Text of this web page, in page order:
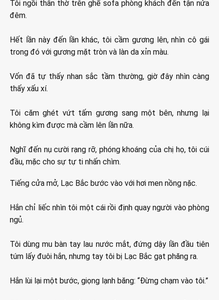
Tôi ngồi thẫn thờ trên ghế sofa phòng khách đến tận nửa
đêm.
Hết lần này đến lần khác, tôi cầm gương lên, nhìn cô gái
trong đó với gương mặt tròn và làn da xỉn màu.
Vốn đã tự thấy nhan sắc tầm thường, giờ đây nhìn càng
thấy xấu xí.
Tôi căm ghét vứt tấm gương sang một bên, nhưng lại
không kìm được mà cầm lên lần nữa.
Nghĩ đến nụ cười rạng rỡ, phóng khoáng của chị họ, tôi cúi
đầu, mặc cho sự tự ti nhấn chìm.
Tiếng cửa mở, Lạc Bắc bước vào với hơi men nồng nặc.
Hắn chỉ liếc nhìn tôi một cái rồi định quay người vào phòng
ngủ.
Tôi dùng mu bàn tay lau nước mắt, đứng dậy lần đầu tiên
túm lấy đuôi hắn, nhưng tay tôi bị Lạc Bắc gạt phăng ra.
Hắn lùi lại một bước, giọng lạnh băng: “Đừng chạm vào tôi.”